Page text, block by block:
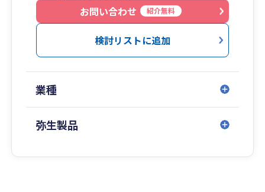
お問い合わせ
紹介無料
検討リストに追加
業種
弥生製品